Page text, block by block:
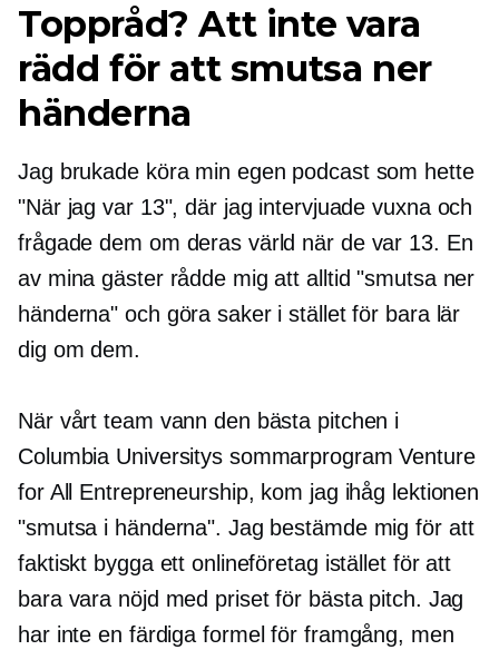
Toppråd? Att inte vara
rädd för att smutsa ner
händerna
Jag brukade köra min egen podcast som hette
"När jag var 13", där jag intervjuade vuxna och
frågade dem om deras värld när de var 13. En
av mina gäster rådde mig att alltid "smutsa ner
händerna" och göra saker i stället för bara lär
dig om dem.
När vårt team vann den bästa pitchen i
Columbia Universitys sommarprogram Venture
for All Entrepreneurship, kom jag ihåg lektionen
"smutsa i händerna". Jag bestämde mig för att
faktiskt bygga ett onlineföretag istället för att
bara vara nöjd med priset för bästa pitch. Jag
har inte en färdiga formel för framgång, men